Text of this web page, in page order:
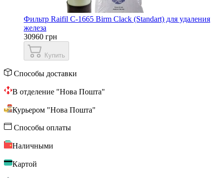
Фильтр Raifil С-1665 Birm Clack (Standart) для удаления
железа
30960 грн
Купить
Способы доставки
В отделение "Нова Пошта"
Курьером "Нова Пошта"
Способы оплаты
Наличными
Картой